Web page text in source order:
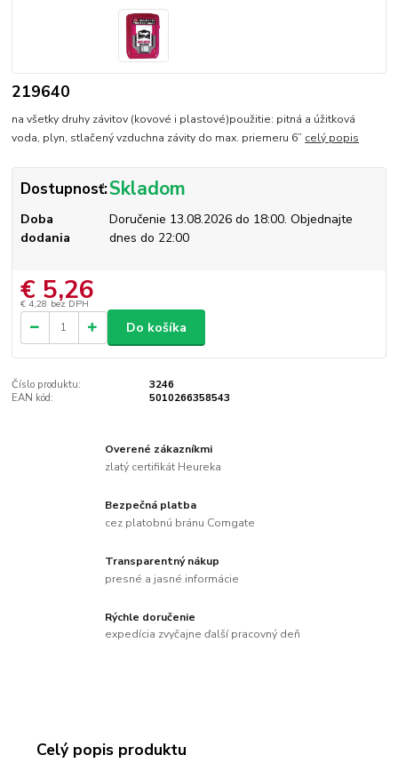
219640
na všetky druhy závitov (kovové i plastové)použitie: pitná a úžitková
voda, plyn, stlačený vzduchna závity do max. priemeru 6” celý popis
Dostupnosť:Skladom
Doba
dodania
Doručenie 13.08.2026 do 18:00. Objednajte
dnes do 22:00
€ 5,26
€ 4,28 bez DPH
Do košíka
Číslo produktu:
3246
EAN kód:
5010266358543
Overené zákazníkmi
zlatý certifikát Heureka
Bezpečná platba
cez platobnú bránu Comgate
Transparentný nákup
presné a jasné informácie
Rýchle doručenie
expedícia zvyčajne ďalší pracovný deň
Celý popis produktu